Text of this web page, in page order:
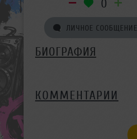
0
ЛИЧНОЕ СООБЩЕНИЕ
БИОГРАФИЯ
КОММЕНТАРИИ